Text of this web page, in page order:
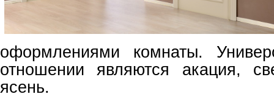
оформлениями комнаты.
отношении являются акация,
ясень.